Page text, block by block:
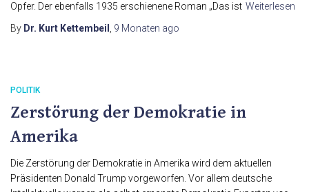
Opfer. Der ebenfalls 1935 erschienene Roman „Das ist Weiterlesen
By Dr. Kurt Kettembeil 9 Monaten ago
POLITIK
Zerstörung der Demokratie in
Amerika
Die Zerstörung der Demokratie in Amerika wird dem aktuellen
Präsidenten Donald Trump vorgeworfen. Vor allem deutsche